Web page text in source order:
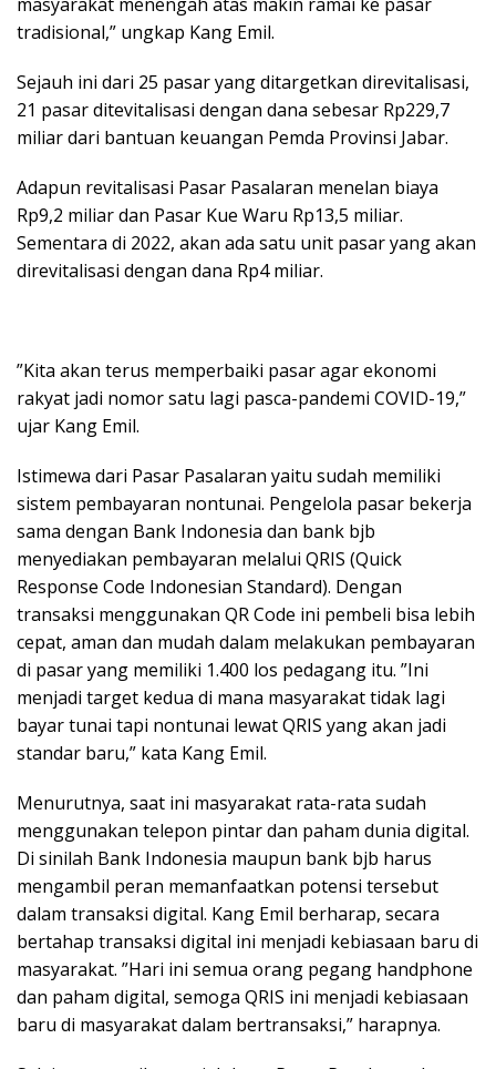
tradisional,” ungkap Kang Emil.
Sejauh ini dari 25 pasar yang ditargetkan direvitalisasi,
21 pasar ditevitalisasi dengan dana sebesar Rp229,7
miliar dari bantuan keuangan Pemda Provinsi Jabar.
Adapun revitalisasi Pasar Pasalaran menelan biaya
Rp9,2 miliar dan Pasar Kue Waru Rp13,5 miliar.
Sementara di 2022, akan ada satu unit pasar yang akan
direvitalisasi dengan dana Rp4 miliar.
”Kita akan terus memperbaiki pasar agar ekonomi
rakyat jadi nomor satu lagi pasca-pandemi COVID-19,”
ujar Kang Emil.
Istimewa dari Pasar Pasalaran yaitu sudah memiliki
sistem pembayaran nontunai. Pengelola pasar bekerja
sama dengan Bank Indonesia dan bank bjb
menyediakan pembayaran melalui QRIS (Quick
Response Code Indonesian Standard). Dengan
transaksi menggunakan QR Code ini pembeli bisa lebih
cepat, aman dan mudah dalam melakukan pembayaran
di pasar yang memiliki 1.400 los pedagang itu. ”Ini
menjadi target kedua di mana masyarakat tidak lagi
bayar tunai tapi nontunai lewat QRIS yang akan jadi
standar baru,” kata Kang Emil.
Menurutnya, saat ini masyarakat rata-rata sudah
menggunakan telepon pintar dan paham dunia digital.
Di sinilah Bank Indonesia maupun bank bjb harus
mengambil peran memanfaatkan potensi tersebut
dalam transaksi digital. Kang Emil berharap, secara
bertahap transaksi digital ini menjadi kebiasaan baru di
masyarakat. ”Hari ini semua orang pegang handphone
dan paham digital, semoga QRIS ini menjadi kebiasaan
baru di masyarakat dalam bertransaksi,” harapnya.